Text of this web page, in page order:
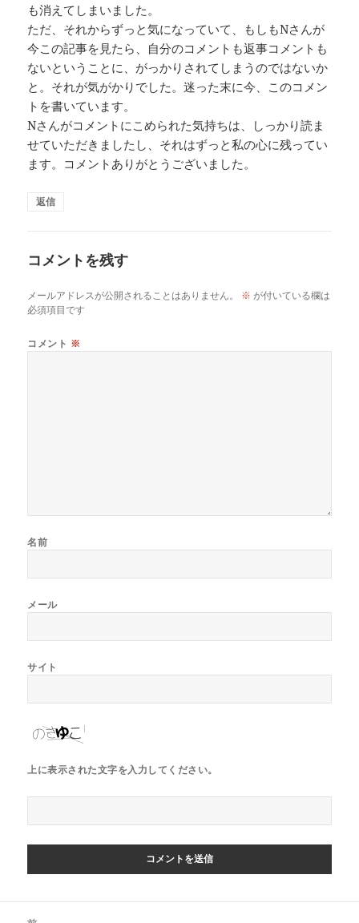
も消えてしまいました。
ただ、それからずっと気になっていて、もしもNさんが
今この記事を見たら、自分のコメントも返事コメントも
ないということに、がっかりされてしまうのではないか
と。それが気がかりでした。迷った末に今、このコメン
トを書いています。
Nさんがコメントにこめられた気持ちは、しっかり読ま
せていただきましたし、それはずっと私の心に残ってい
ます。コメントありがとうございました。
返信
コメントを残す
メールアドレスが公開されることはありません。 ※ が付いている欄は
必須項目です
コメント ※
名前
メール
サイト
上に表示された文字を入力してください。